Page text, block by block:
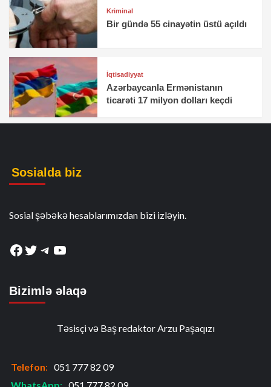
Kriminal
Bir gündə 55 cinayətin üstü açıldı
İqtisadiyyat
Azərbaycanla Ermənistanın
ticarəti 17 milyon dolları keçdi
Sosialda biz
Sosial şəbəkə hesablarımızdan bizi izləyin.
Facebook
Twitter
Telegram
YouTube
Bizimlə əlaqə
Təsisçi və Baş redaktor Arzu Paşaqızı
Telefon: 051 777 82 09